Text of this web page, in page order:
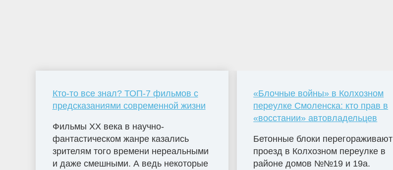
Кто-то все знал? ТОП-7 фильмов с
предсказаниями современной жизни
Фильмы ХХ века в научно-
фантастическом жанре казались
зрителям того времени нереальными
и даже смешными. А ведь некоторые
«Блочные войны» в Колхозном
переулке Смоленска: кто прав в
«восстании» автовладельцев
Бетонные блоки перегораживают
проезд в Колхозном переулке в
районе домов №№19 и 19а.